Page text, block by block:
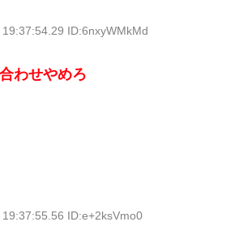
ID:6nxyWMkMd
わせやめろ
ID:e+2ksVmo0